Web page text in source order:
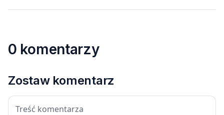
0 komentarzy
Zostaw komentarz